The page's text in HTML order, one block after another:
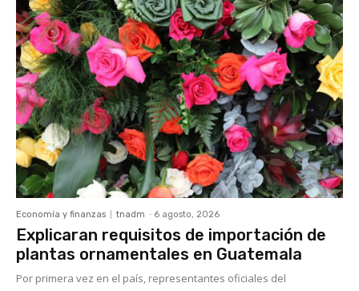
Economía y finanzas tnadm - 6 agosto, 2026
Explicaran requisitos de importación de
plantas ornamentales en Guatemala
Por primera vez en el país, representantes oficiales del